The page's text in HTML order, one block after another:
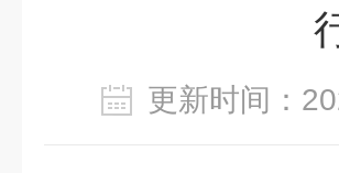
更新时间